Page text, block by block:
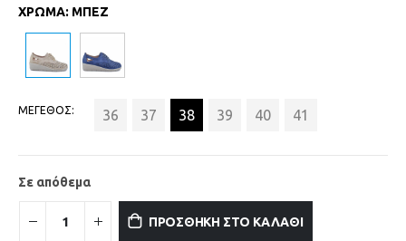
ΧΡΩΜΑ: ΜΠΕΖ
ΜΕΓΕΘΟΣ 36 37 38 39 40 41
Σε απόθεμα
ΠΡΟΣΘΗΚΗ ΣΤΟ ΚΑΛΑΘΙ